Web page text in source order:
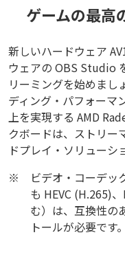
ゲームの最高
新しいハードウェア
ウェアの OBS Studio
リーミングを始めまし
ディング・パフォーマ
上を実現する AMD
クボードは、ストリー
ドプレイ・ソリューシ
※
ビデオ・コーデッ
も HEVC (H.265)
む）は、互換性の
トールが必要です。